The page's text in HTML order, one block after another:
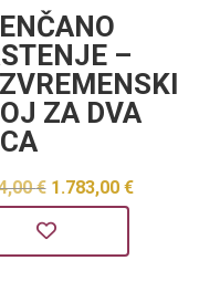
–
ZA DVA
€ Izvorna
cijena
bila
1.783,00 €